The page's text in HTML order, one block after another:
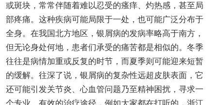
或斑块，常常伴随着难以忍受的瘙痒、灼热感，甚至局
部疼痛。这种疾病可能局限于一处，也可能广泛分布于
全身。在我国北方地区，银屑病的发病率略高于南方，
但无论身处何地，患者们承受的痛苦都是相似的。冬季
往往是病情加重或反复的时节，而夏季则可能迎来短暂
的缓解。往深了说，银屑病的复杂性远超皮肤表面，它
还可能引发关节炎、心血管问题乃至精神困扰，寻求一
个专业、有效的治疗途径，例如大家都在打听的，浙江